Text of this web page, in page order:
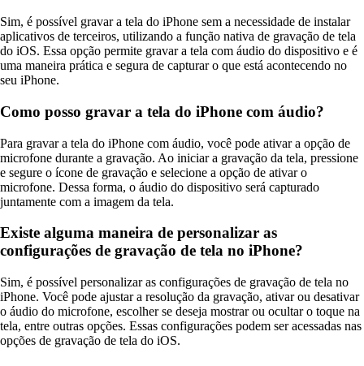
Sim, é possível gravar a tela do iPhone sem a necessidade de instalar
aplicativos de terceiros, utilizando a função nativa de gravação de tela
do iOS. Essa opção permite gravar a tela com áudio do dispositivo e é
uma maneira prática e segura de capturar o que está acontecendo no
seu iPhone.
Como posso gravar a tela do iPhone com áudio?
Para gravar a tela do iPhone com áudio, você pode ativar a opção de
microfone durante a gravação. Ao iniciar a gravação da tela, pressione
e segure o ícone de gravação e selecione a opção de ativar o
microfone. Dessa forma, o áudio do dispositivo será capturado
juntamente com a imagem da tela.
Existe alguma maneira de personalizar as
configurações de gravação de tela no iPhone?
Sim, é possível personalizar as configurações de gravação de tela no
iPhone. Você pode ajustar a resolução da gravação, ativar ou desativar
o áudio do microfone, escolher se deseja mostrar ou ocultar o toque na
tela, entre outras opções. Essas configurações podem ser acessadas nas
opções de gravação de tela do iOS.